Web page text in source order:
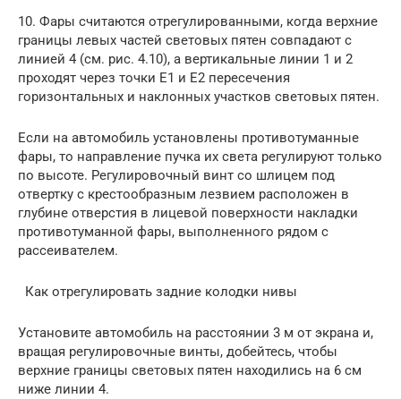
10. Фары считаются отрегулированными, когда верхние
границы левых частей световых пятен совпадают с
линией 4 (см. рис. 4.10), а вертикальные линии 1 и 2
проходят через точки Е1 и Е2 пересечения
горизонтальных и наклонных участков световых пятен.
Если на автомобиль установлены противотуманные
фары, то направление пучка их света регулируют только
по высоте. Регулировочный винт со шлицем под
отвертку с крестообразным лезвием расположен в
глубине отверстия в лицевой поверхности накладки
противотуманной фары, выполненного рядом с
рассеивателем.
Как отрегулировать задние колодки нивы
Установите автомобиль на расстоянии 3 м от экрана и,
вращая регулировочные винты, добейтесь, чтобы
верхние границы световых пятен находились на 6 см
ниже линии 4.